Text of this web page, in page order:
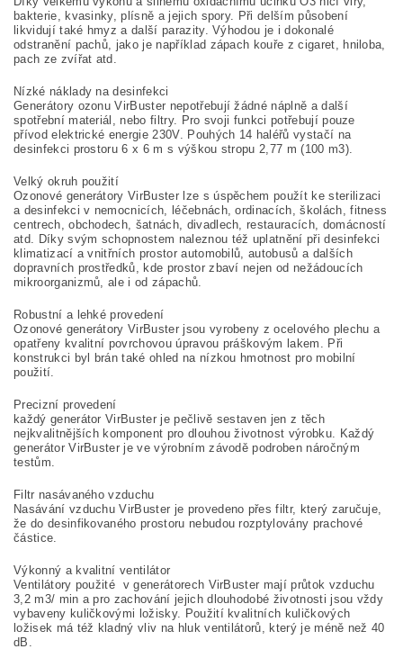
bakterie, kvasinky, plísně a jejich spory. Při delším působení
likvidují také hmyz a další parazity. Výhodou je i dokonalé
odstranění pachů, jako je například zápach kouře z cigaret, hniloba,
pach ze zvířat atd.
Nízké náklady na desinfekci
Generátory ozonu VirBuster nepotřebují žádné náplně a další
spotřební materiál, nebo filtry. Pro svoji funkci potřebují pouze
přívod elektrické energie 230V. Pouhých 14 haléřů vystačí na
desinfekci prostoru 6 x 6 m s výškou stropu 2,77 m (100 m3).
Velký okruh použití
Ozonové generátory VirBuster lze s úspěchem použít ke sterilizaci
a desinfekci v nemocnicích, léčebnách, ordinacích, školách, fitness
centrech, obchodech, šatnách, divadlech, restauracích, domácností
atd. Díky svým schopnostem naleznou též uplatnění při desinfekci
klimatizací a vnitřních prostor automobilů, autobusů a dalších
dopravních prostředků, kde prostor zbaví nejen od nežádoucích
mikroorganizmů, ale i od zápachů.
Robustní a lehké provedení
Ozonové generátory VirBuster jsou vyrobeny z ocelového plechu a
opatřeny kvalitní povrchovou úpravou práškovým lakem. Při
konstrukci byl brán také ohled na nízkou hmotnost pro mobilní
použití.
Precizní provedení
každý generátor VirBuster je pečlivě sestaven jen z těch
nejkvalitnějších komponent pro dlouhou životnost výrobku. Každý
generátor VirBuster je ve výrobním závodě podroben náročným
testům.
Filtr nasávaného vzduchu
Nasávání vzduchu VirBuster je provedeno přes filtr, který zaručuje,
že do desinfikovaného prostoru nebudou rozptylovány prachové
částice.
Výkonný a kvalitní ventilátor
Ventilátory použité v generátorech VirBuster mají průtok vzduchu
3,2 m3/ min a pro zachování jejich dlouhodobé životnosti jsou vždy
vybaveny kuličkovými ložisky. Použití kvalitních kuličkových
ložisek má též kladný vliv na hluk ventilátorů, který je méně než 40
dB.